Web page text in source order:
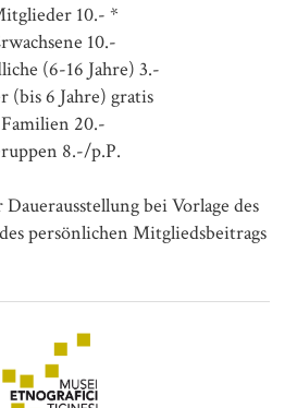
10.- *
10.-
(6-16 Jahre) 3.-
(bis 6 Jahre) gratis
Familien 20.-
8.-/p.P.
bei Vorlage des
persönlichen Mitgliedsbeitrags